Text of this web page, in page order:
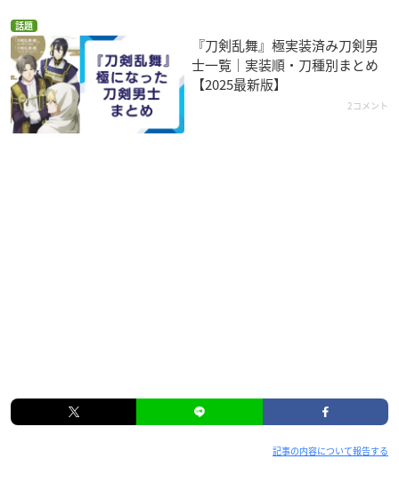
話題
『刀剣乱舞』極実装済み刀剣男
士一覧｜実装順・刀種別まとめ
【2025最新版】
2コメント
記事の内容について報告する